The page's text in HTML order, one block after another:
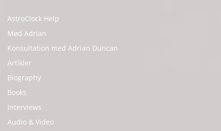
AstroClock Help
Mød Adrian
Konsultation med Adrian Duncan
Artikler
Biography
Books
Interviews
Audio & Video